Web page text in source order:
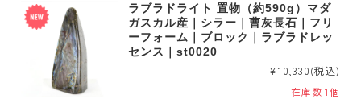
ラブラドライト 置物（約590g）マダ
ガスカル産｜シラー｜曹灰長石｜フリ
ーフォーム｜ブロック｜ラブラドレッ
センス｜st0020
¥10,330(税込)
在庫数 1個